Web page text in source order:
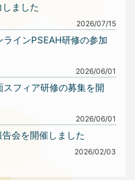
ました
2026/07/15
ラインPSEAH研修の参加
2026/06/01
スフィア研修の募集を開
2026/06/01
告会を開催しました
2026/02/03